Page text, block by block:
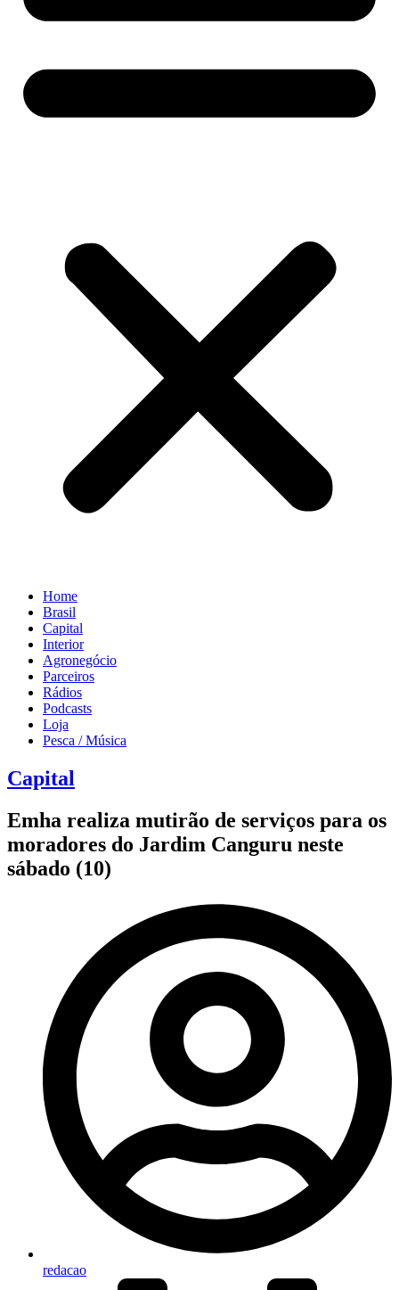
Home
Brasil
Capital
Interior
Agronegócio
Parceiros
Rádios
Podcasts
Loja
Pesca / Música
Capital
Emha realiza mutirão de serviços para os
moradores do Jardim Canguru neste
sábado (10)
redacao